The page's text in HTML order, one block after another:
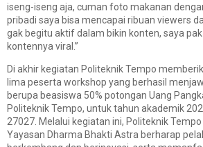
iseng-iseng aja, cuman foto makanan
pribadi saya bisa mencapai ribuan viewers
gak begitu aktif dalam bikin konten, saya
kontennya viral.”
Di akhir kegiatan Politeknik Tempo
lima peserta workshop yang berhasil
berupa beasiswa 50% potongan Uang
Politeknik Tempo, untuk tahun akademik
27027. Melalui kegiatan ini, Politeknik
Yayasan Dharma Bhakti Astra berharap